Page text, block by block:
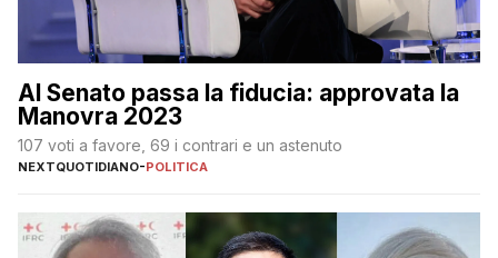
Al Senato passa la fiducia: approvata la
Manovra 2023
107 voti a favore, 69 i contrari e un astenuto
NEXTQUOTIDIANO-POLITICA